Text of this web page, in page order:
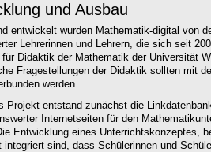
und Ausbau
entwickelt wurden Mathematik-digital von
Lehrerinnen und Lehrern, die sich seit
für Didaktik der Mathematik der Universität
Fragestellungen der Didaktik sollten mit
werden.
Projekt entstand zunächst die
Internetseiten für den
Entwicklung eines Unterrichtskonzeptes,
integriert sind, dass Schülerinnen und